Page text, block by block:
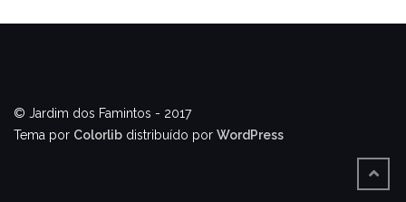
© Jardim dos Famintos - 2017
Tema por Colorlib distribuído por WordPress